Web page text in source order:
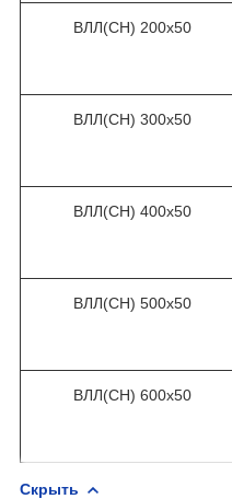
ВЛЛ(СН) 200х50
ВЛЛ(СН) 300х50
ВЛЛ(СН) 400х50
ВЛЛ(СН) 500х50
ВЛЛ(СН) 600х50
Скрыть